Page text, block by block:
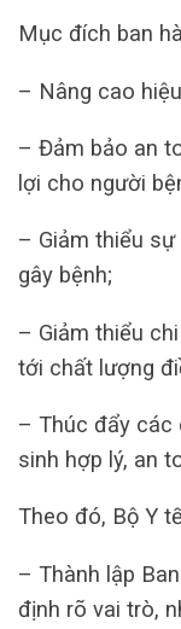
Mục đích ban
– Nâng cao
– Đảm bảo an
lợi cho người
– Giảm thiểu
gây bệnh;
– Giảm thiểu
tới chất lượng
– Thúc đẩy các
sinh hợp lý, an
Theo đó, Bộ Y
– Thành lập
định rõ vai trò,